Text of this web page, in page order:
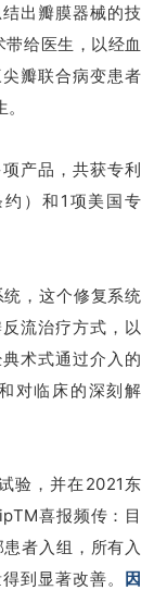
出 瓣膜器械的技
给医生，以经血
瓣联合病变患者
产品，共获专利
）和1项美国专
，这个修复系统
流治疗方式，以
术式通过介入的
对临床的深刻解
验，并在2021东
喜报频传： 目
者入组，所有入
到显著改善。 因